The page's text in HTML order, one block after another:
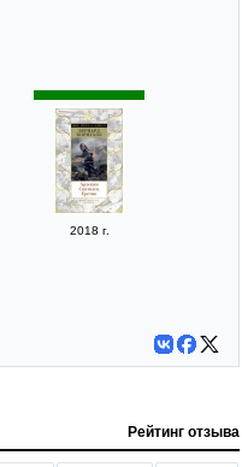
2018 г.
Рейтинг отзыва